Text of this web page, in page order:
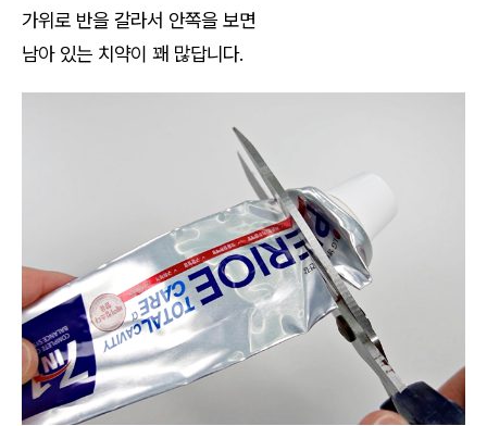
가위로 반을 갈라서 안쪽을 보면
남아 있는 치약이 꽤 많답니다.